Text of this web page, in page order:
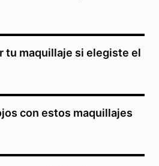
tu maquillaje si elegiste el
con estos maquillajes